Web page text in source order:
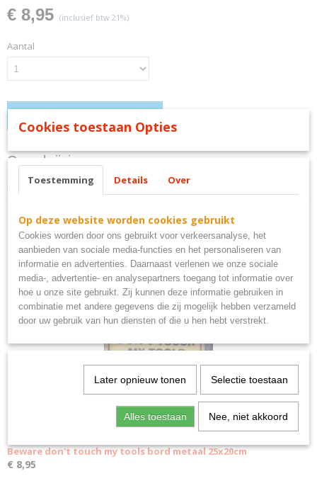
€ 8,95 (inclusief btw 21%)
Aantal
Omschrijving
mom cave bord
Ook interessant
Beware don't touch my tools bord metaal 25x20cm
€ 8,95
Cookies toestaan Opties
Toestemming Details Over
Op deze website worden cookies gebruikt
Cookies worden door ons gebruikt voor verkeersanalyse, het
aanbieden van sociale media-functies en het personaliseren van
informatie en advertenties. Daarnaast verlenen we onze sociale
media-, advertentie- en analysepartners toegang tot informatie over
hoe u onze site gebruikt. Zij kunnen deze informatie gebruiken in
combinatie met andere gegevens die zij mogelijk hebben verzameld
door uw gebruik van hun diensten of die u hen hebt verstrekt.
Later opnieuw tonen Selectie toestaan
Alles toestaan Nee, niet akkoord